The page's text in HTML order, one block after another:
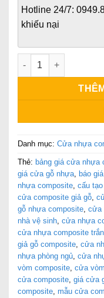
Hotline 24/7:
khiếu nại
Mẫu Cửa Nhựa
Danh mục: Cửa nhựa
Thẻ: bảng giá cửa nhựa
giá cửa gỗ nhựa, báo
nhựa composite, cấu
cửa composite giả gỗ,
gỗ nhựa composite, cửa
nhà vệ sinh, cửa nhựa
cửa nhựa composite
giả gỗ composite, cửa
nhựa phòng ngủ, cửa
vòm composite, cửa
cửa composite, giá cửa
composite, mẫu cửa